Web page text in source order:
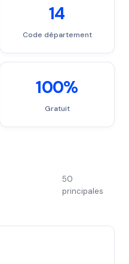
14
Code département
100%
Gratuit
50
principales